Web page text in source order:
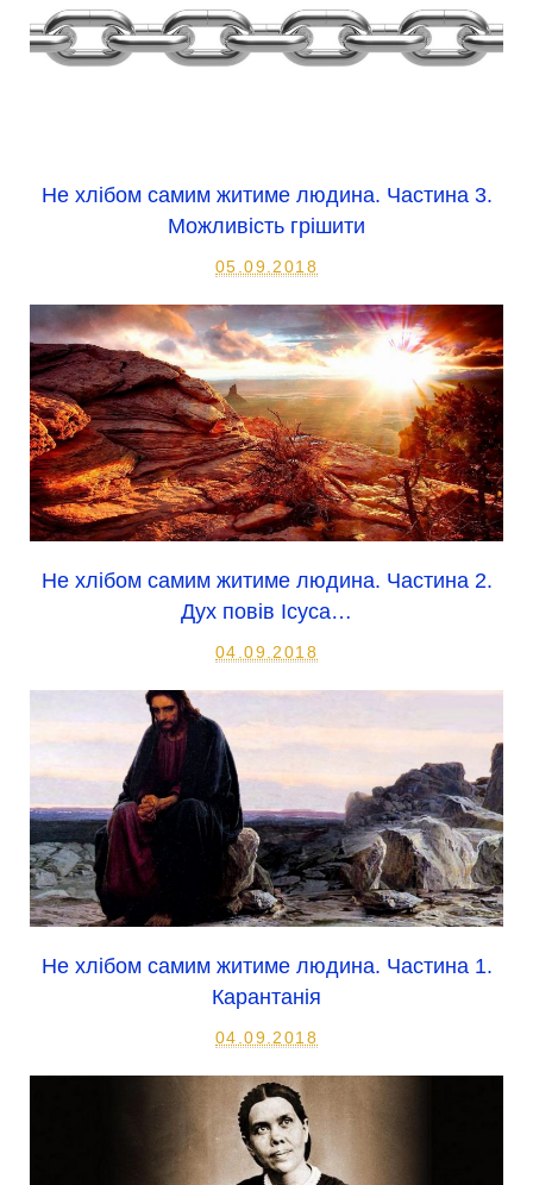
Не хлібом самим житиме людина. Частина 3.
Можливість грішити
05.09.2018
Не хлібом самим житиме людина. Частина 2.
Дух повів Ісуса…
04.09.2018
Не хлібом самим житиме людина. Частина 1.
Карантанія
04.09.2018